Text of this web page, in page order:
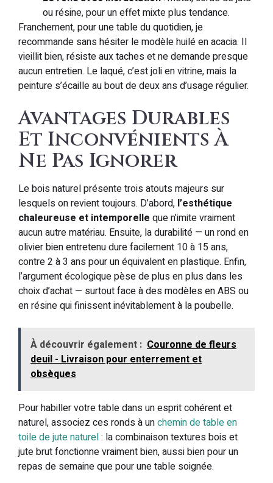
ou résine, pour un effet mixte plus tendance.
Franchement, pour une table du quotidien, je
recommande sans hésiter le modèle huilé en acacia. Il
vieillit bien, résiste aux taches et ne demande presque
aucun entretien. Le laqué, c’est joli en vitrine, mais la
peinture s’écaille au bout de deux ans d’usage régulier.
Avantages Durables
Et Inconvénients À
Ne Pas Ignorer
Le bois naturel présente trois atouts majeurs sur
lesquels on revient toujours. D’abord, l’esthétique
chaleureuse et intemporelle que n’imite vraiment
aucun autre matériau. Ensuite, la durabilité — un rond en
olivier bien entretenu dure facilement 10 à 15 ans,
contre 2 à 3 ans pour un équivalent en plastique. Enfin,
l’argument écologique pèse de plus en plus dans les
choix d’achat — surtout face à des modèles en ABS ou
en résine qui finissent inévitablement à la poubelle.
À découvrir également : Couronne de fleurs
deuil - Livraison pour enterrement et
obsèques
Pour habiller votre table dans un esprit cohérent et
naturel, associez ces ronds à unchemin de table en
toile de jute naturel: la combinaison textures bois et
jute brut fonctionne vraiment bien, aussi bien pour un
repas de semaine que pour une table soignée.